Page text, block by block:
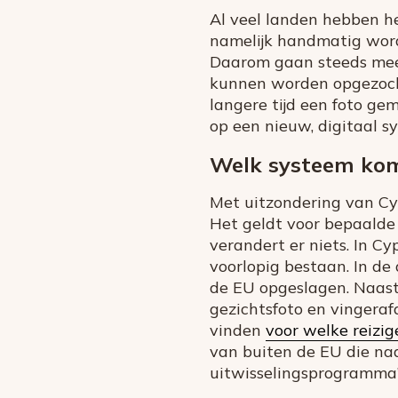
Al veel landen hebben
namelijk handmatig
Daarom gaan steeds
kunnen worden
langere tijd een foto
op een nieuw, digitaal
Welk systeem
Met uitzondering van
Het geldt voor
verandert er niets. In
voorlopig bestaan. In
de EU opgeslagen.
gezichtsfoto en
vinden voor welke
van buiten de EU die